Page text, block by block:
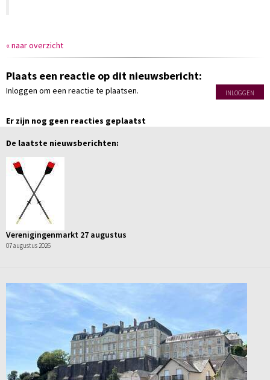
« naar overzicht
Plaats een reactie op dit nieuwsbericht:
Inloggen om een reactie te plaatsen. INLOGGEN
Er zijn nog geen reacties geplaatst
De laatste nieuwsberichten:
Verenigingenmarkt 27 augustus
07 augustus 2026